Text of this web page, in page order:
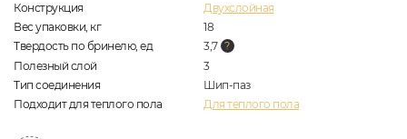
Конструкция
Двухслойная
Вес упаковки, кг
18
Твердость по бринелю, ед
3,7
Полезный слой
3
Тип соединения
Шип-паз
Подходит для теплого пола
Для теплого пола